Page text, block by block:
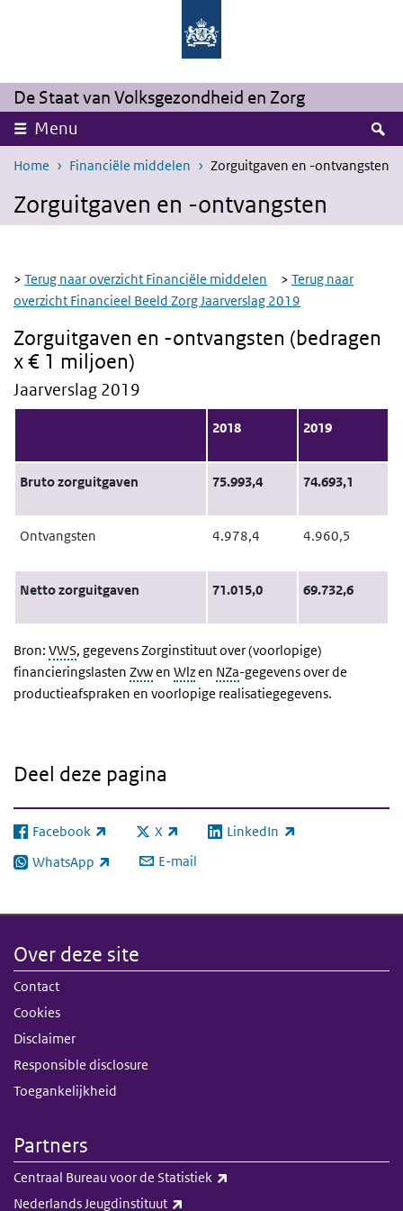
Overslaan en naar de inhoud gaan
De Staat van Volksgezondheid en Zorg
Menu
Home Financiële middelen Zorguitgaven en -ontvangsten
Zorguitgaven en -ontvangsten
> Terug naar overzicht Financiële middelen > Terug naar
overzicht Financieel Beeld Zorg Jaarverslag 2019
Zorguitgaven en -ontvangsten (bedragen
x € 1 miljoen)
Jaarverslag 2019
2018 2019
Bruto zorguitgaven 75.993,4 74.693,1
Ontvangsten 4.978,4 4.960,5
Netto zorguitgaven 71.015,0 69.732,6
Bron: VWS, gegevens Zorginstituut over (voorlopige)
financieringslasten Zvwen Wlzen NZa-gegevens over de
productieafspraken en voorlopige realisatiegegevens.
Deel deze pagina
Facebook
(externe link) X
(externe link) LinkedIn
(externe link)
WhatsApp
(externe link) E-mail
Over deze site
Contact
Cookies
Disclaimer
Responsible disclosure
Toegankelijkheid
Partners
Centraal Bureau voor de Statistiek
Nederlands Jeugdinstituut